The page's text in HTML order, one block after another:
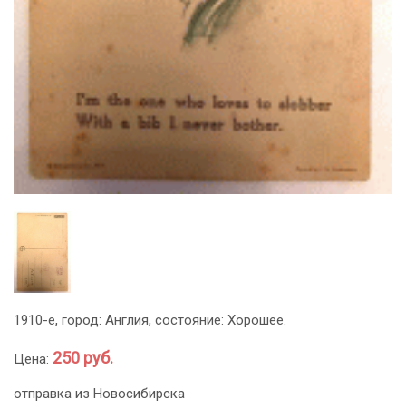
1910-е, город: Англия, состояние: Хорошее.
Цена: 250 руб.
отправка из Новосибирска